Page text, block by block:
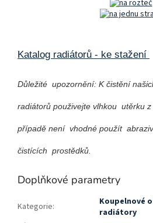
Katalog radiátorů - ke stažení
Důležité upozornění: K čistění
radiátorů použivejte vlhkou utěrku
případě není vhodné použít
čistících prostědků.
Doplňkové parametry
Kategorie:
Koupelnové
radiátory